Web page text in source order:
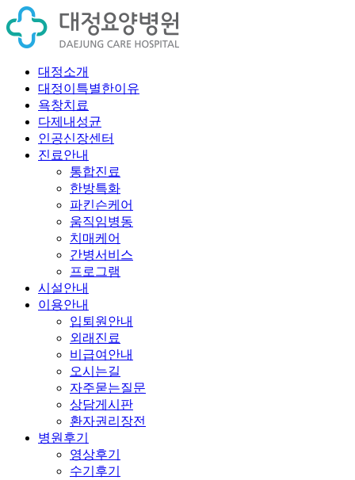
대정소개
대정이특별한이유
욕창치료
다제내성균
인공신장센터
진료안내
통합진료
한방특화
파킨슨케어
움직임병동
치매케어
간병서비스
프로그램
시설안내
이용안내
입퇴원안내
외래진료
비급여안내
오시는길
자주묻는질문
상담게시판
환자권리장전
병원후기
영상후기
수기후기